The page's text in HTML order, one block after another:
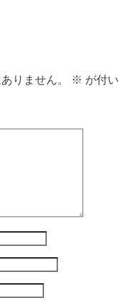
りません。 ※ が付い